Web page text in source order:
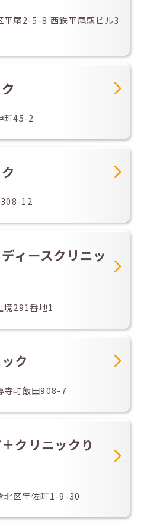
平尾2-5-8 西鉄平尾駅ビル3
町45-2
12
ィースクリニッ
境291番地1
ク
寺町飯田908-7
クリニックり
北区宇佐町1-9-30